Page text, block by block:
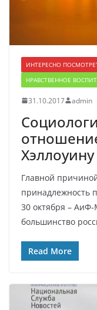
ИНТЕРЕСНО
НРАВСТВЕННОЕ
31.10.2017 admin
Хэллоуину
Главной
принадлежность
30 октября –
большинство
Read More